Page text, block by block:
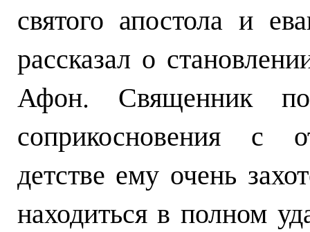
святого апостола и
рассказал о
Афон. Священник
соприкосновения с
детстве ему очень
находиться в полном